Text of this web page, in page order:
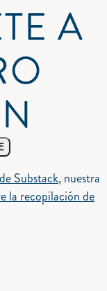
A
Substack, nuestra
la recopilación de